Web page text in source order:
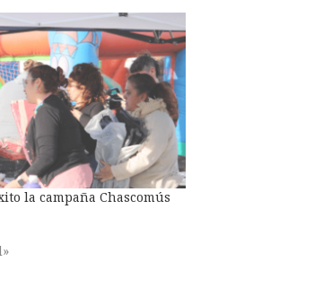
la campaña Chascomús